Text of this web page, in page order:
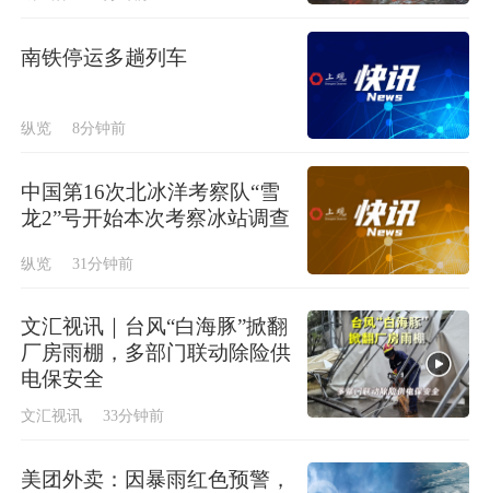
南铁停运多趟列车
纵览 8分钟前
中国第16次北冰洋考察队“雪
龙2”号开始本次考察冰站调查
纵览 31分钟前
文汇视讯｜台风“白海豚”掀翻
厂房雨棚，多部门联动除险供
电保安全
文汇视讯 33分钟前
美团外卖：因暴雨红色预警，